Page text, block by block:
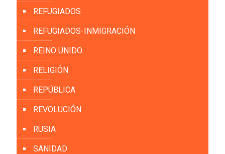
REFUGIADOS
REFUGIADOS-INMIGRACIÓN
REINO UNIDO
RELIGIÓN
REPÚBLICA
REVOLUCIÓN
RUSIA
SANIDAD